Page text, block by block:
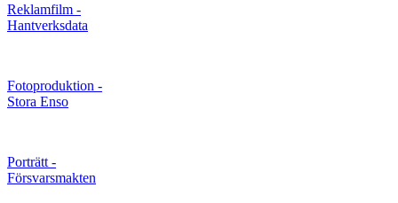
Reklamfilm -
Hantverksdata
Fotoproduktion -
Stora Enso
Porträtt -
Försvarsmakten